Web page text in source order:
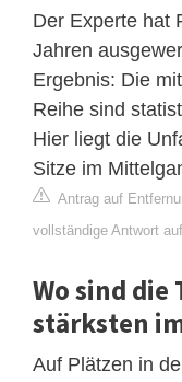
Der Experte hat
Jahren
Ergebnis: Die
Reihe sind
Hier liegt die
Sitze im
Antrag auf
vollständige Antwort
Wo sind die
stärksten
Auf Plätzen in